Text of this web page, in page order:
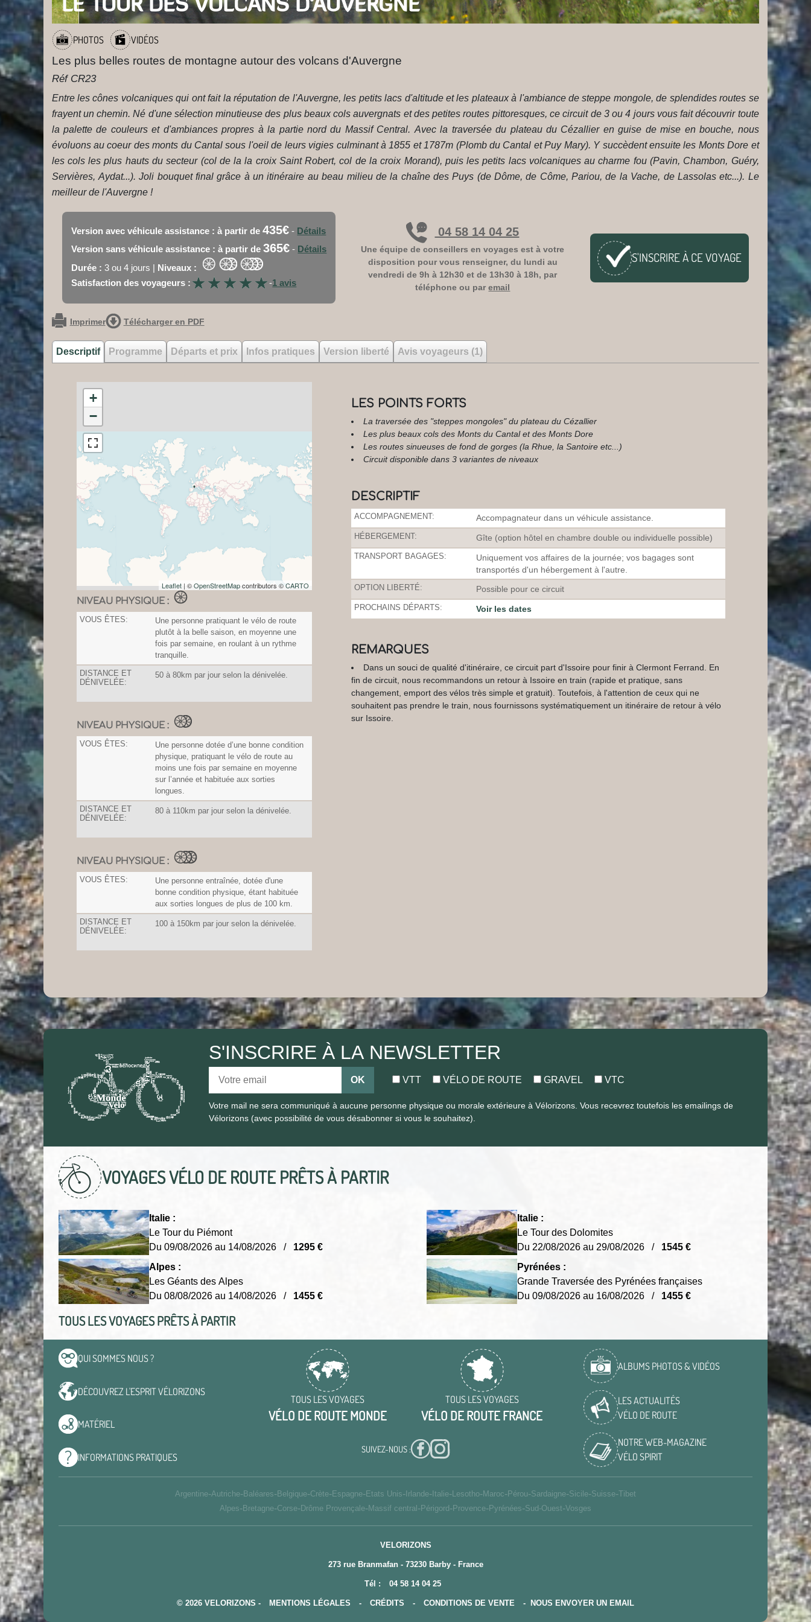
LE TOUR DES VOLCANS D'AUVERGNE
PHOTOS VIDÉOS
Les plus belles routes de montagne autour des volcans d'Auvergne
Réf CR23
Entre les cônes volcaniques qui ont fait la réputation de l'Auvergne, les petits lacs d'altitude et les plateaux à l'ambiance de steppe mongole, de splendides routes se
frayent un chemin. Né d'une sélection minutieuse des plus beaux cols auvergnats et des petites routes pittoresques, ce circuit de 3 ou 4 jours vous fait découvrir toute
la palette de couleurs et d'ambiances propres à la partie nord du Massif Central. Avec la traversée du plateau du Cézallier en guise de mise en bouche, nous
évoluons au coeur des monts du Cantal sous l'oeil de leurs vigies culminant à 1855 et 1787m (Plomb du Cantal et Puy Mary). Y succèdent ensuite les Monts Dore et
les cols les plus hauts du secteur (col de la la croix Saint Robert, col de la croix Morand), puis les petits lacs volcaniques au charme fou (Pavin, Chambon, Guéry,
Servières, Aydat...). Joli bouquet final grâce à un itinéraire au beau milieu de la chaîne des Puys (de Dôme, de Côme, Pariou, de la Vache, de Lassolas etc...). Le
meilleur de l'Auvergne !
Version avec véhicule assistance : à partir de435€ - Détails
Version sans véhicule assistance : à partir de365€ - Détails
Durée : 3 ou 4 jours | Niveaux :
Satisfaction des voyageurs : ★
★★
★★
★★
★★
★-1 avis
04 58 14 04 25
Une équipe de conseillers en voyages est à votre
disposition pour vous renseigner, du lundi au
vendredi de 9h à 12h30 et de 13h30 à 18h, par
téléphone ou paremail
S'INSCRIRE À CEVOYAGE
Imprimer Télécharger en PDF
Descriptif Programme Départs et prix Infos pratiques Version liberté Avis voyageurs (1)
+
−
Leaflet| ©OpenStreetMapcontributors ©CARTO
NIVEAU PHYSIQUE :
VOUS ÊTES:
Une personne pratiquant le vélo de route
plutôt à la belle saison, en moyenne une
fois par semaine, en roulant à un rythme
tranquille.
DISTANCE ET
DÉNIVELÉE:
50 à 80km par jour selon la dénivelée.
NIVEAU PHYSIQUE :
VOUS ÊTES:
Une personne dotée d’une bonne condition
physique, pratiquant le vélo de route au
moins une fois par semaine en moyenne
sur l’année et habituée aux sorties
longues.
DISTANCE ET
DÉNIVELÉE:
80 à 110km par jour selon la dénivelée.
NIVEAU PHYSIQUE :
VOUS ÊTES:
Une personne entraînée, dotée d'une
bonne condition physique, étant habituée
aux sorties longues de plus de 100 km.
DISTANCE ET
DÉNIVELÉE:
100 à 150km par jour selon la dénivelée.
LES POINTS FORTS
La traversée des "steppes mongoles" du plateau du Cézallier
Les plus beaux cols des Monts du Cantal et des Monts Dore
Les routes sinueuses de fond de gorges (la Rhue, la Santoire etc...)
Circuit disponible dans 3 variantes de niveaux
DESCRIPTIF
ACCOMPAGNEMENT: Accompagnateur dans un véhicule assistance.
HÉBERGEMENT: Gîte (option hôtel en chambre double ou individuelle possible)
TRANSPORT BAGAGES:
Uniquement vos affaires de la journée; vos bagages sont
transportés d'un hébergement à l'autre.
OPTION LIBERTÉ: Possible pour ce circuit
PROCHAINS DÉPARTS: Voir les dates
REMARQUES
Dans un souci de qualité d'itinéraire, ce circuit part d'Issoire pour finir à Clermont Ferrand. En
fin de circuit, nous recommandons un retour à Issoire en train (rapide et pratique, sans
changement, emport des vélos très simple et gratuit). Toutefois, à l'attention de ceux qui ne
souhaitent pas prendre le train, nous fournissons systématiquement un itinéraire de retour à vélo
sur Issoire.
S'INSCRIRE À LA NEWSLETTER
OK VTT VÉLO DE ROUTE GRAVEL VTC
Votre mail ne sera communiqué à aucune personne physique ou morale extérieure à Vélorizons. Vous recevrez toutefois les emailings de
Vélorizons (avec possibilité de vous désabonner si vous le souhaitez).
VOYAGES VÉLO DE ROUTEPRÊTS À PARTIR
Italie :
Le Tour du Piémont
Du 09/08/2026 au 14/08/2026 / 1295 €
Italie :
Le Tour des Dolomites
Du 22/08/2026 au 29/08/2026 / 1545 €
Alpes :
Les Géants des Alpes
Du 08/08/2026 au 14/08/2026 / 1455 €
Pyrénées :
Grande Traversée des Pyrénées françaises
Du 09/08/2026 au 16/08/2026 / 1455 €
TOUS LES VOYAGES PRÊTS À PARTIR
TOUS LES VOYAGES
VÉLO DE ROUTE MONDE
TOUS LES VOYAGES
VÉLO DE ROUTE FRANCE
ALBUMS PHOTOS & VIDÉOS
LES ACTUALITÉS
VÉLO DE ROUTE
NOTRE WEB-MAGAZINE
VÉLO SPIRIT
QUI SOMMES NOUS ?
DÉCOUVREZ L'ESPRITVÉLORIZONS
MATÉRIEL
INFORMATIONS PRATIQUES
SUIVEZ-NOUS :
Argentine-Autriche-Baléares-Belgique-Crète-Espagne-Etats Unis- Irlande- Italie-Lesotho-Maroc-Pérou-Sardaigne-Sicile-Suisse-Tibet
Alpes-Bretagne-Corse-Drôme Provençale-Massif central -Périgord -Provence-Pyrénées-Sud-Ouest-Vosges
VELORIZONS
273 rue Branmafan - 73230 Barby - France
Tél : 04 58 14 04 25
© 2026 VELORIZONS - MENTIONS LÉGALES - CRÉDITS - CONDITIONS DE VENTE - NOUS ENVOYER UN EMAIL